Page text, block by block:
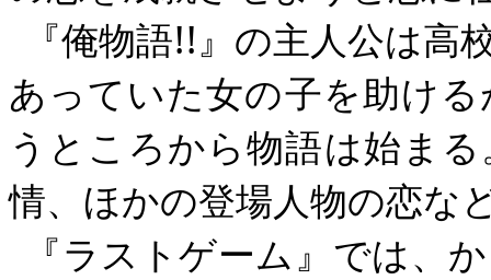
『俺物語!!』の主人公は高
あっていた女の子を助け
うところから物語は始ま
情、ほかの登場人物の恋な
『ラストゲーム』では、